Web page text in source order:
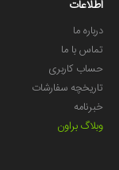
اطلاعات
درباره ما
تماس با ما
حساب کاربری
تاریخچه سفارشات
خبرنامه
وبلاگ براون